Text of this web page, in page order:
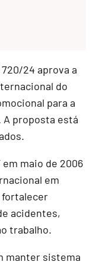
24 aprova a
do
para a
A proposta está
em maio de 2006
em
fortalecer
acidentes,
trabalho.
manter sistema